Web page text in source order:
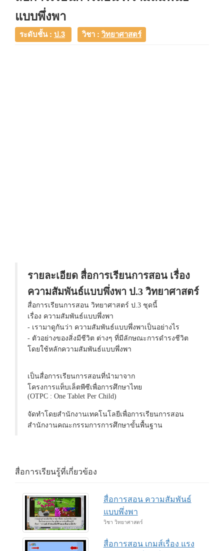
แบบพึ่งพา
ระดับชั้น : ป.3 วิชา :วิทยาศาสตร์
รายละเอียด สื่อการเรียนการสอน เรื่อง
ความสัมพันธ์แบบพึ่งพา ป.3 วิทยาศาสตร์
สื่อการเรียนการสอน วิทยาศาสตร์ ป.3 ชุดนี้
เรื่อง ความสัมพันธ์แบบพึ่งพา
- เรามาดูกันว่า ความสัมพันธ์แบบพึ่งพาเป็นอย่างไร
- ตัวอย่างของสิ่งมีชีวิต ต่างๆ ที่มีลักษณะการดำรงชีวิต
โดยใช้หลักความสัมพันธ์แบบพึ่งพา
เป็นสื่อการเรียนการสอนที่นำมาจาก
โครงการแท็บเล็ตพีซีเพื่อการศึกษาไทย
(OTPC : One Tablet Per Child)
จัดทำโดยสำนักงานเทคโนโลยีเพื่อการเรียนการสอน
สำนักงานคณะกรรมการการศึกษาขั้นพื้นฐาน
สื่อการเรียนรู้ที่เกี่ยวข้อง
สื่อการสอน ความสัมพันธ์
แบบพึ่งพา
วิชา วิทยาศาสตร์
สื่อการสอน เกมส์เรื่อง แรง